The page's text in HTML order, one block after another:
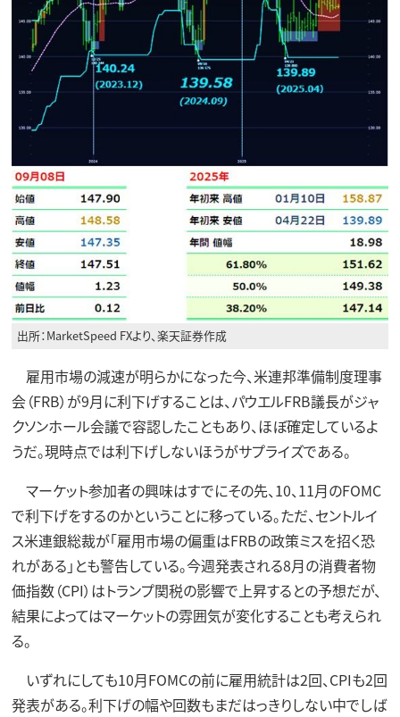
出所：MarketSpeed FXより、楽天証券作成
雇用市場の減速が明らかになった今、米連邦準備制度理事
会（FRB）が9月に利下げすることは、パウエルFRB議長がジャ
クソンホール会議で容認したこともあり、ほぼ確定しているよ
うだ。現時点では利下げしないほうがサプライズである。
マーケット参加者の興味はすでにその先、10、11月のFOMC
で利下げをするのかということに移っている。ただ、セントルイ
ス米連銀総裁が「雇用市場の偏重はFRBの政策ミスを招く恐
れがある」とも警告している。今週発表される8月の消費者物
価指数（CPI）はトランプ関税の影響で上昇するとの予想だが、
結果によってはマーケットの雰囲気が変化することも考えられ
る。
いずれにしても10月FOMCの前に雇用統計は2回、CPIも2回
発表がある。利下げの幅や回数もまだはっきりしない中でしば